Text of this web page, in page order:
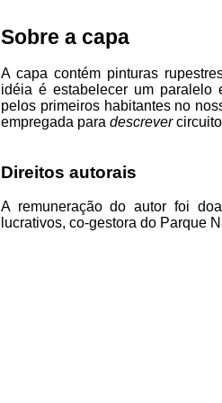
Sobre a capa
A capa contém pinturas
idéia é estabelecer um paralelo
pelos primeiros habitantes no
empregada para descrever
Direitos autorais
A remuneração do autor foi
lucrativos, co-gestora do Parque